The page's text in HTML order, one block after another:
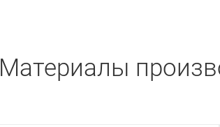
Материалы